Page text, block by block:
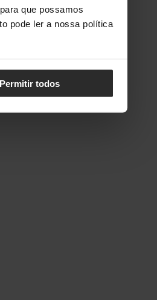
que possamos
pode ler a nossa política
Permitir todos